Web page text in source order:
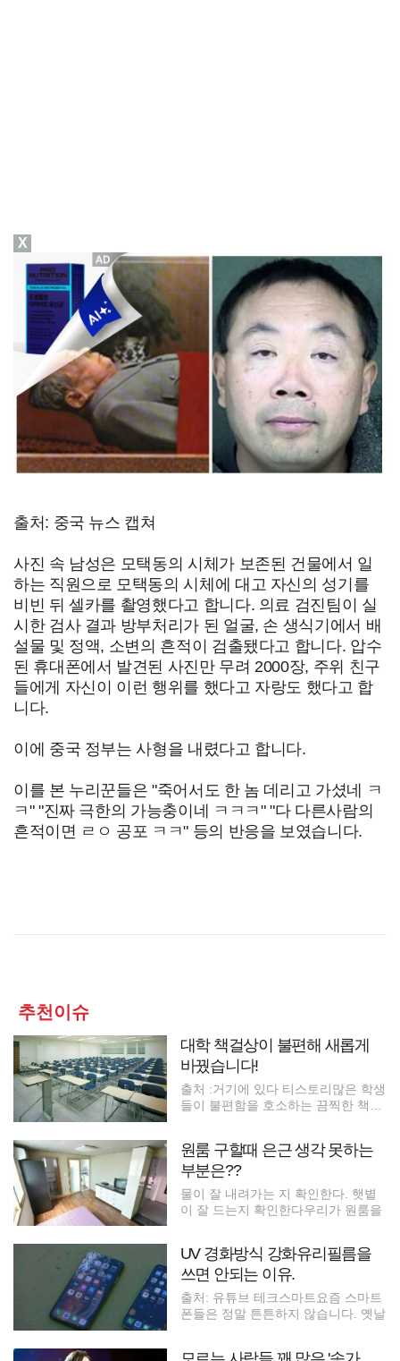
출처: 중국 뉴스 캡쳐
사진 속 남성은 모택동의 시체가 보존된 건물에서 일
하는 직원으로 모택동의 시체에 대고 자신의 성기를
비빈 뒤 셀카를 촬영했다고 합니다. 의료 검진팀이 실
시한 검사 결과 방부처리가 된 얼굴, 손 생식기에서 배
설물 및 정액, 소변의 흔적이 검출됐다고 합니다. 압수
된 휴대폰에서 발견된 사진만 무려 2000장, 주위 친구
들에게 자신이 이런 행위를 했다고 자랑도 했다고 합
니다.
이에 중국 정부는 사형을 내렸다고 합니다.
이를 본 누리꾼들은 "죽어서도 한 놈 데리고 가셨네 ㅋ
ㅋ" "진짜 극한의 가능충이네 ㅋㅋㅋ" "다 다른사람의
흔적이면 ㄹㅇ 공포 ㅋㅋ" 등의 반응을 보였습니다.
추천이슈
대학 책걸상이 불편해 새롭게
바꿨습니다!
출처 :거기에 있다 티스토리많은 학생
들이 불편함을 호소하는 끔찍한 책상
원룸 구할때 은근 생각 못하는
부분은??
물이 잘 내려가는 지 확인한다. 햇볕
이 잘 드는지 확인한다우리가 원룸을
UV 경화방식 강화유리필름을
쓰면 안되는 이유.
출처: 유튜브 테크스마트요즘 스마트
폰들은 정말 튼튼하지 않습니다. 옛날
X